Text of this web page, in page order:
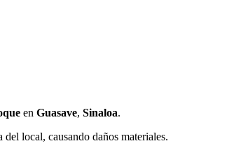
en Guasave, Sinaloa.
local, causando daños materiales.